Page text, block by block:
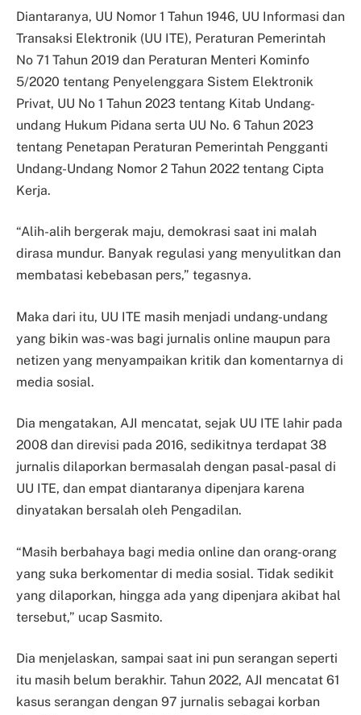
Diantaranya, UU Nomor 1 Tahun 1946, UU Informasi dan
Transaksi Elektronik (UU ITE), Peraturan Pemerintah
No 71 Tahun 2019 dan Peraturan Menteri Kominfo
5/2020 tentang Penyelenggara Sistem Elektronik
Privat, UU No 1 Tahun 2023 tentang Kitab Undang-
undang Hukum Pidana serta UU No. 6 Tahun 2023
tentang Penetapan Peraturan Pemerintah Pengganti
Undang-Undang Nomor 2 Tahun 2022 tentang Cipta
Kerja.
“Alih-alih bergerak maju, demokrasi saat ini malah
dirasa mundur. Banyak regulasi yang menyulitkan dan
membatasi kebebasan pers,” tegasnya.
Maka dari itu, UU ITE masih menjadi undang-undang
yang bikin was-was bagi jurnalis online maupun para
netizen yang menyampaikan kritik dan komentarnya di
media sosial.
Dia mengatakan, AJI mencatat, sejak UU ITE lahir pada
2008 dan direvisi pada 2016, sedikitnya terdapat 38
jurnalis dilaporkan bermasalah dengan pasal-pasal di
UU ITE, dan empat diantaranya dipenjara karena
dinyatakan bersalah oleh Pengadilan.
“Masih berbahaya bagi media online dan orang-orang
yang suka berkomentar di media sosial. Tidak sedikit
yang dilaporkan, hingga ada yang dipenjara akibat hal
tersebut,” ucap Sasmito.
Dia menjelaskan, sampai saat ini pun serangan seperti
itu masih belum berakhir. Tahun 2022, AJI mencatat 61
kasus serangan dengan 97 jurnalis sebagai korban